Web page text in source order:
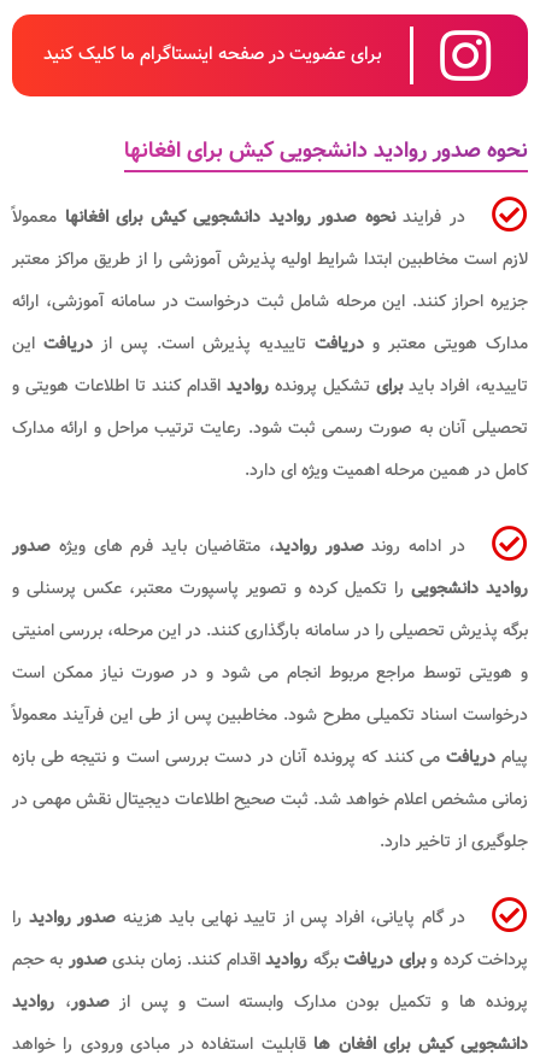
برای عضویت در صفحه اینستاگرام ما کلیک کنید
نحوه صدور روادید دانشجویی کیش برای افغانها
در فرایندنحوه صدور روادید دانشجویی کیش برای افغانها معمولاً
لازم است مخاطبین ابتدا شرایط اولیه پذیرش آموزشی را از طریق مراکز معتبر
جزیره احراز کنند. این مرحله شامل ثبت درخواست در سامانه آموزشی، ارائه
مدارک هویتی معتبر و دریافت تاییدیه پذیرش است. پس از دریافت این
تاییدیه، افراد بایدبرای تشکیل پرونده روادید اقدام کنند تا اطلاعات هویتی و
تحصیلی آنان به صورت رسمی ثبت شود. رعایت ترتیب مراحل و ارائه مدارک
کامل در همین مرحله اهمیت ویژه ای دارد.
در ادامه روندصدور روادید، متقاضیان باید فرم های ویژه صدور
روادید دانشجویی را تکمیل کرده و تصویر پاسپورت معتبر، عکس پرسنلی و
برگه پذیرش تحصیلی را در سامانه بارگذاری کنند. در این مرحله، بررسی امنیتی
و هویتی توسط مراجع مربوط انجام می شود و در صورت نیاز ممکن است
درخواست اسناد تکمیلی مطرح شود. مخاطبین پس از طی این فرآیند معمولاً
پیامدریافت می کنند که پرونده آنان در دست بررسی است و نتیجه طی بازه
زمانی مشخص اعلام خواهد شد. ثبت صحیح اطلاعات دیجیتال نقش مهمی در
جلوگیری از تاخیر دارد.
در گام پایانی، افراد پس از تایید نهایی باید هزینه صدور روادید را
پرداخت کرده وبرای دریافتبرگه روادیداقدام کنند. زمان بندیصدوربه حجم
پرونده ها و تکمیل بودن مدارک وابسته است و پس ازصدور، روادید
دانشجویی کیش برای افغان هاقابلیت استفاده در مبادی ورودی را خواهد